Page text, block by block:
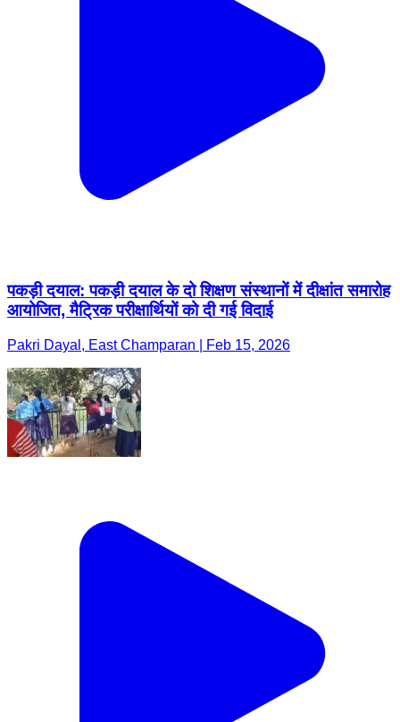
पकड़ी दयाल: पकड़ी दयाल के दो शिक्षण संस्थानों में दीक्षांत समारोह
आयोजित, मैट्रिक परीक्षार्थियों को दी गई विदाई
Pakri Dayal, East Champaran | Feb 15, 2026